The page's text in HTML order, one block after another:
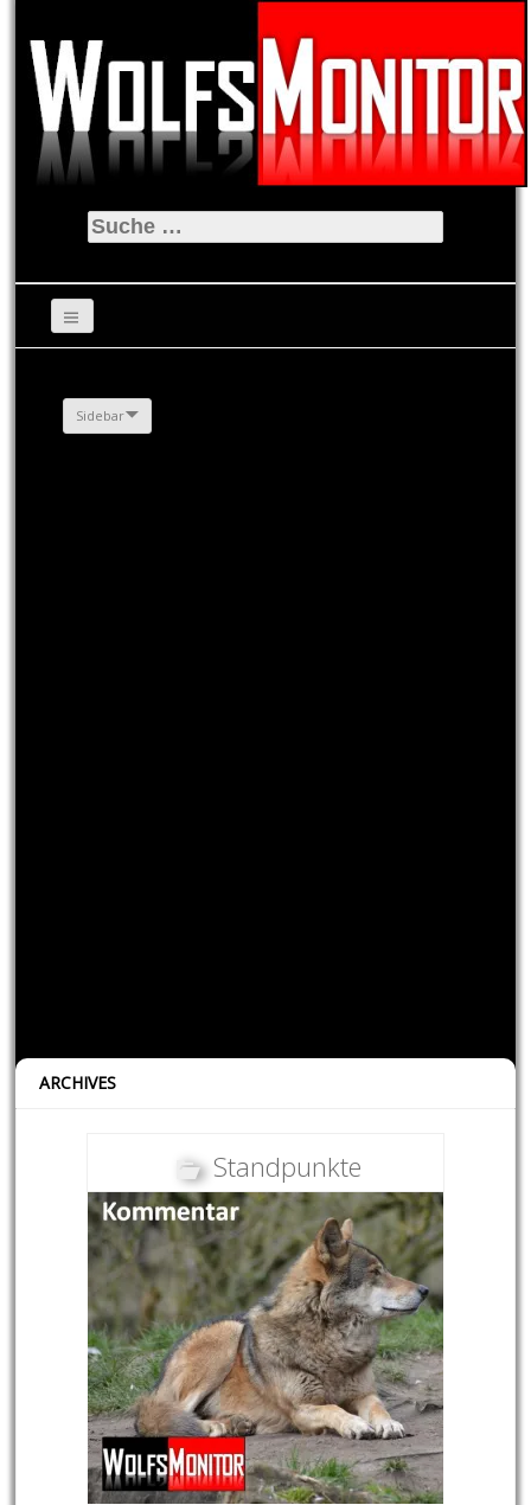
Suche
nach:
Sidebar
ARCHIVES
Standpunkte